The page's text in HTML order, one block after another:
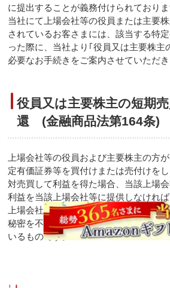
に提出することが義務付けられておりま
当社にて上場会社等の役員または主要
されているお客さまには、該当する特
った際に、当社より｢役員又は主要株主
必要なお手続きをご案内させていただき
役員又は主要株主の短期
還 (金融商品法第164条)
上場会社等の役員および主要株主の方
定有価証券等を買付けまたは売付けを
対売買して利益を得た場合、当該上場
利益を当該上場会社等に提供しなけれ
上場会社等の役員・主要株主の方がそ
秘密を不当利用することを防止するた
いるものです。